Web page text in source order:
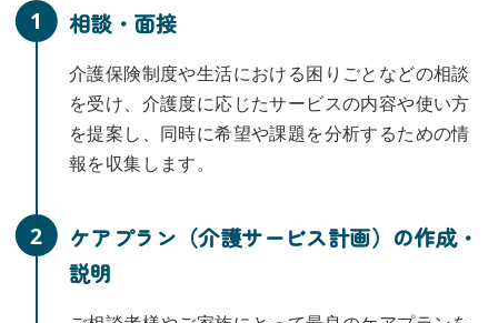
1 相談・面接
介護保険制度や生活における困りごとなどの相談
を受け、介護度に応じたサービスの内容や使い方
を提案し、同時に希望や課題を分析するための情
報を収集します。
2
ケアプラン（介護サービス計画）の作成・
説明